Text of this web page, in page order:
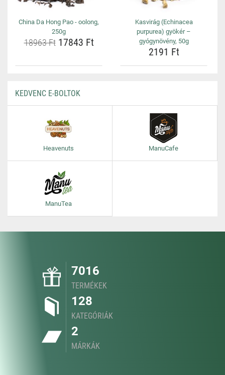
China Da Hong Pao - oolong,
250g
18963 Ft17843 Ft
Kasvirág (Echinacea
purpurea) gyökér –
gyógynövény, 50g
2191 Ft
KEDVENC E-BOLTOK
Heavenuts ManuCafe
ManuTea
7016
TERMÉKEK
128
KATEGÓRIÁK
2
MÁRKÁK